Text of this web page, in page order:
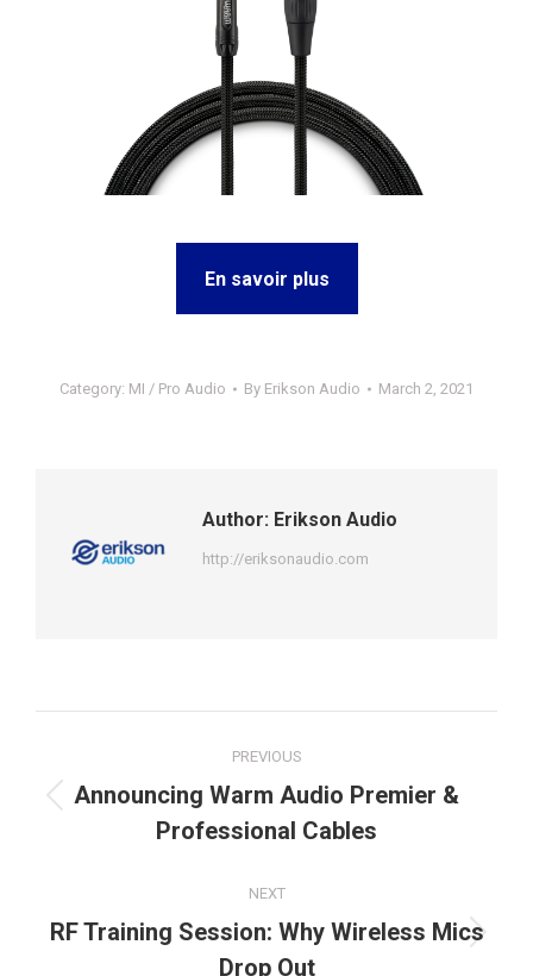
En savoir plus
Category: MI / Pro Audio By Erikson Audio March 2, 2021
Author: Erikson Audio
http://eriksonaudio.com
navigation
PREVIOUS
Previous
post:
Announcing Warm Audio Premier &
Professional Cables
NEXT
Next
RF Training Session: Why Wireless Mics
Drop Out